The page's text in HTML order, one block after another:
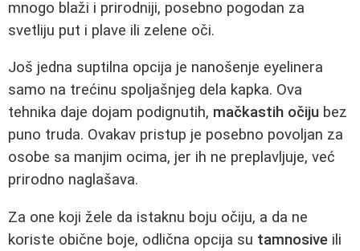
mnogo blaži i prirodniji, posebno pogodan za
svetliju put i plave ili zelene oči.
Još jedna suptilna opcija je nanošenje eyelinera
samo na trećinu spoljašnjeg dela kapka. Ova
tehnika daje dojam podignutih, mačkastih očiju bez
puno truda. Ovakav pristup je posebno povoljan za
osobe sa manjim ocima, jer ih ne preplavljuje, već
prirodno naglašava.
Za one koji žele da istaknu boju očiju, a da ne
koriste obične boje, odlična opcija su tamnosive ili